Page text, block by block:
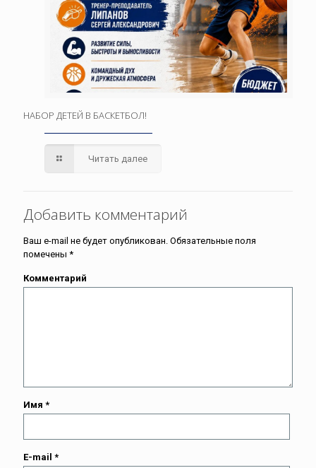
НАБОР ДЕТЕЙ В БАСКЕТБОЛ!
Читать далее
Добавить комментарий
Ваш e-mail не будет опубликован. Обязательные поля
помечены *
Комментарий
Имя *
E-mail *